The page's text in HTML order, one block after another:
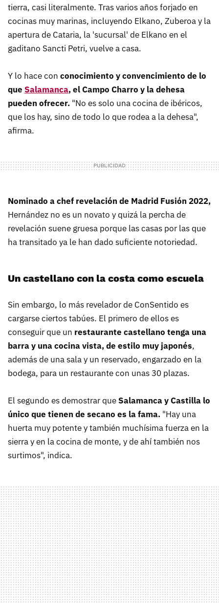
tierra, casi literalmente. Tras varios años forjado en
cocinas muy marinas, incluyendo Elkano, Zuberoa y la
apertura de Cataria, la 'sucursal' de Elkano en el
gaditano Sancti Petri, vuelve a casa.
Y lo hace con conocimiento y convencimiento de lo
que Salamanca, el Campo Charro y la dehesa
pueden ofrecer. "No es solo una cocina de ibéricos,
que los hay, sino de todo lo que rodea a la dehesa",
afirma.
Nominado a chef revelación de Madrid Fusión 2022,
Hernández no es un novato y quizá la percha de
revelación suene gruesa porque las casas por las que
ha transitado ya le han dado suficiente notoriedad.
Un castellano con la costa como escuela
Sin embargo, lo más revelador de ConSentido es
cargarse ciertos tabúes. El primero de ellos es
conseguir que un restaurante castellano tenga una
barra y una cocina vista, de estilo muy japonés,
además de una sala y un reservado, engarzado en la
bodega, para un restaurante con unas 30 plazas.
El segundo es demostrar que Salamanca y Castilla lo
único que tienen de secano es la fama. "Hay una
huerta muy potente y también muchísima fuerza en la
sierra y en la cocina de monte, y de ahí también nos
surtimos", indica.